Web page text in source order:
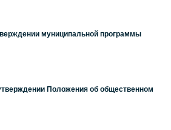
муниципальной программы
Положения об общественном